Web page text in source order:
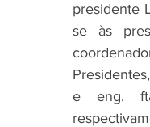
presidente
se às
e eng.